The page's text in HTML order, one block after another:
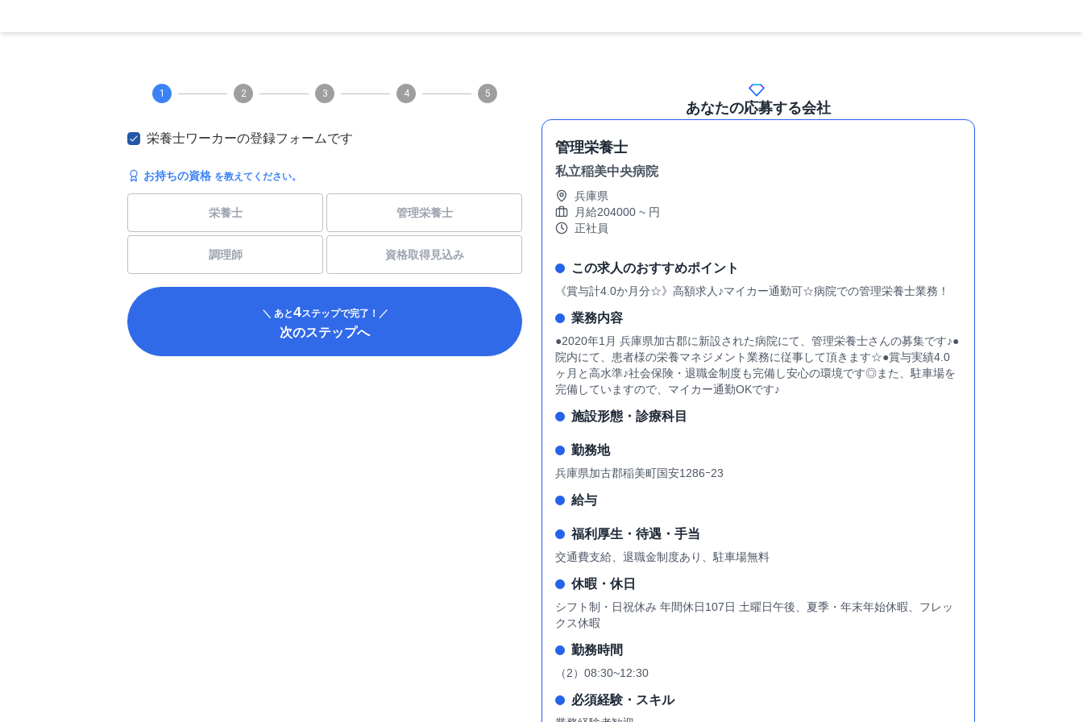
1 2 3 4 5
栄養士ワーカーの登録フォームです
お持ちの資格 を教えてください。
栄養士 管理栄養士
調理師 資格取得見込み
＼ あと4ステップで完了！／
次のステップへ
あなたの応募する会社
管理栄養士
私立稲美中央病院
兵庫県
月給204000 ~ 円
正社員
この求人のおすすめポイント
《賞与計4.0か月分☆》高額求人♪マイカー通勤可☆病院での管理栄養士業務！
業務内容
●2020年1月 兵庫県加古郡に新設された病院にて、管理栄養士さんの募集です♪●
院内にて、患者様の栄養マネジメント業務に従事して頂きます☆●賞与実績4.0
ヶ月と高水準♪社会保険・退職金制度も完備し安心の環境です◎また、駐車場を
完備していますので、マイカー通勤OKです♪
施設形態・診療科目
勤務地
兵庫県加古郡稲美町国安1286ｰ23
給与
福利厚生・待遇・手当
交通費支給、退職金制度あり、駐車場無料
休暇・休日
シフト制・日祝休み 年間休日107日 土曜日午後、夏季・年末年始休暇、フレッ
クス休暇
勤務時間
（2）08:30~12:30
必須経験・スキル